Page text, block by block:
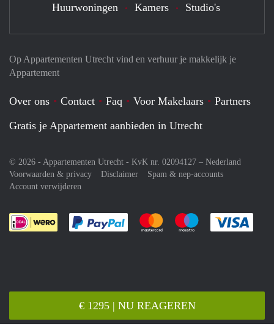
€ 1295 | NU REAGEREN
Op Appartementen Utrecht vind en verhuur je makkelijk je
Appartement
Over ons Contact Faq Voor Makelaars
Partners
Gratis je Appartement aanbieden in Utrecht
© 2026 - Appartementen Utrecht - KvK nr. 02094127 – Nederland
Voorwaarden & privacy
Disclaimer
Spam & nep-accounts
Account verwijderen
Je rekent gemakkelijk af met Paypal
Je rekent gemakkelijk af met
Je rekent
Huurwoningen Kamers Studio's